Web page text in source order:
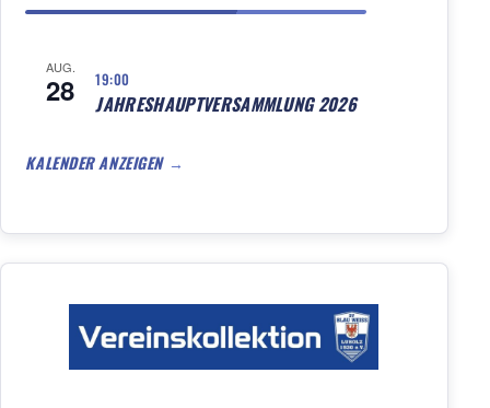
AUG.
28 19:00
JAHRESHAUPTVERSAMMLUNG 2026
KALENDER ANZEIGEN